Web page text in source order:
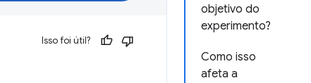
objetivo do
experimento?
Como isso
afeta a
Isso foi útil?